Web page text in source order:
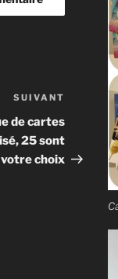
suivant
SUIVANT
de cartes
25 sont
choix